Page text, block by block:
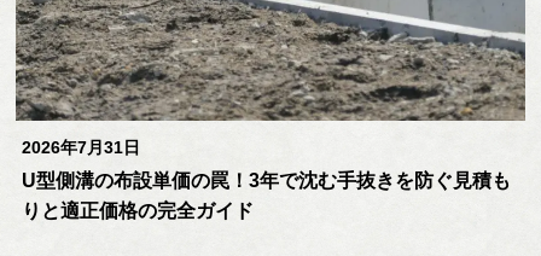
2026年7月31日
U型側溝の布設単価の罠！3年で沈む手抜きを防ぐ見積も
りと適正価格の完全ガイド